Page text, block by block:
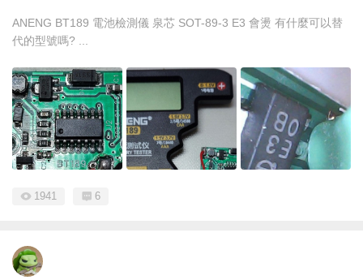
ANENG BT189 電池檢測儀 泉芯 SOT-89-3 E3 會燙 有什麼可以替
代的型號嗎? ...
1941 6